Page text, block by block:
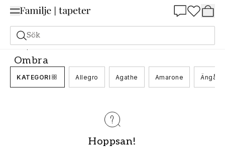
Sök
Tapeter Varumärken Midbec Ombra
Ombra
KATEGORI Allegro Agathe Amarone Ängås
Hoppsan!